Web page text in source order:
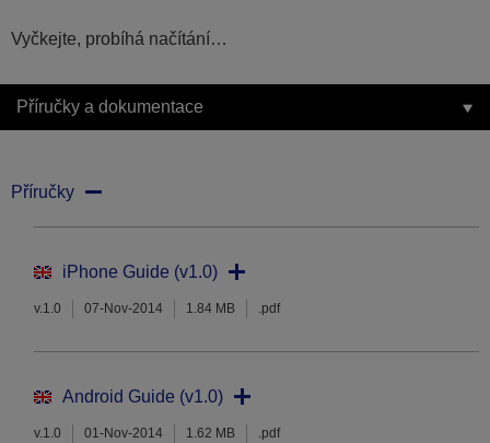
Vyčkejte, probíhá načítání…
Příručky a dokumentace
Příručky
iPhone Guide (v1.0)
v.1.0 07-Nov-2014 1.84 MB .pdf
Android Guide (v1.0)
v.1.0 01-Nov-2014 1.62 MB .pdf